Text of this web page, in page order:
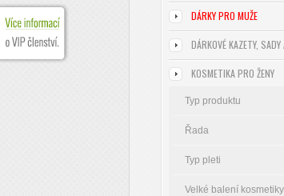
DÁRKY PRO MUŽE
DÁRKOVÉ KAZETY,
KOSMETIKA PRO ŽENY
Typ produktu
Řada
Typ pleti
Velké balení kosmetiky